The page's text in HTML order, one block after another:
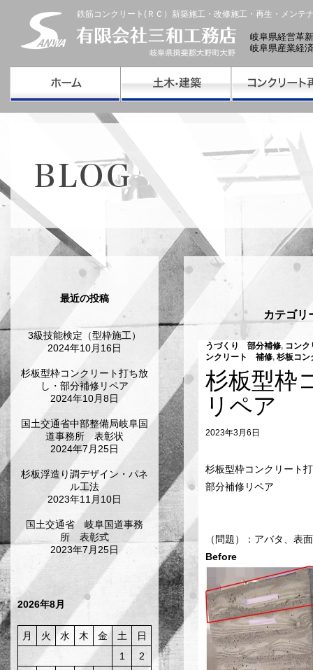
鉄筋コンクリート(ＲＣ）新築施工・改修施工・再生・メンテ
岐阜県経営革
岐阜県産業経
最近の投稿
3級技能検定（型枠施工）
2024年10月16日
杉板型枠コンクリート打ち放
し・部分補修リペア
2024年10月8日
国土交通省中部整備局岐阜国
道事務所 表彰状
2024年7月25日
杉板浮造り調デザイン・パネ
ル工法
2023年11月10日
国土交通省 岐阜国道事務
所 表彰式
2023年7月25日
2026年8月
月 火 水 木 金 土 日
1
2
カテゴ
うづくり 部分補修, コンク
ンクリート 補修, 杉板コ
杉板型枠
リペア
2023年3月6日
杉板型枠コンクリート
部分補修リペア
（問題）：アバタ